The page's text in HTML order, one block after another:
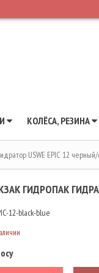
КОЛЁСА, РЕЗИНА
USWE EPIC 12 черный/
ГИДРОПАК
12-black-blue